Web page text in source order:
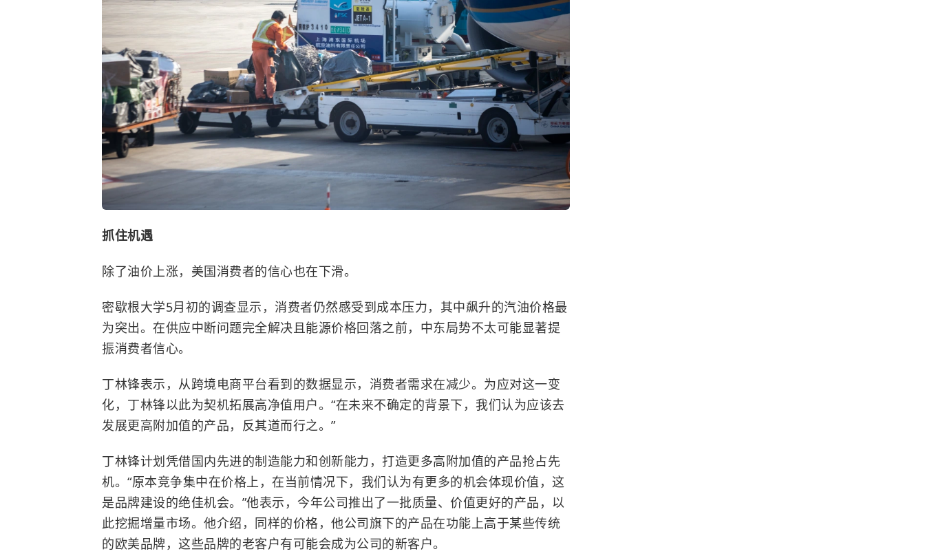
抓住机遇
除了油价上涨，美国消费者的信心也在下滑。
密歇根大学5月初的调查显示，消费者仍然感受到成本压力，其中飙升的汽油价格最
为突出。在供应中断问题完全解决且能源价格回落之前，中东局势不太可能显著提
振消费者信心。
丁林锋表示，从跨境电商平台看到的数据显示，消费者需求在减少。为应对这一变
化，丁林锋以此为契机拓展高净值用户。“在未来不确定的背景下，我们认为应该去
发展更高附加值的产品，反其道而行之。”
丁林锋计划凭借国内先进的制造能力和创新能力，打造更多高附加值的产品抢占先
机。“原本竞争集中在价格上，在当前情况下，我们认为有更多的机会体现价值，这
是品牌建设的绝佳机会。”他表示，今年公司推出了一批质量、价值更好的产品，以
此挖掘增量市场。他介绍，同样的价格，他公司旗下的产品在功能上高于某些传统
的欧美品牌，这些品牌的老客户有可能会成为公司的新客户。